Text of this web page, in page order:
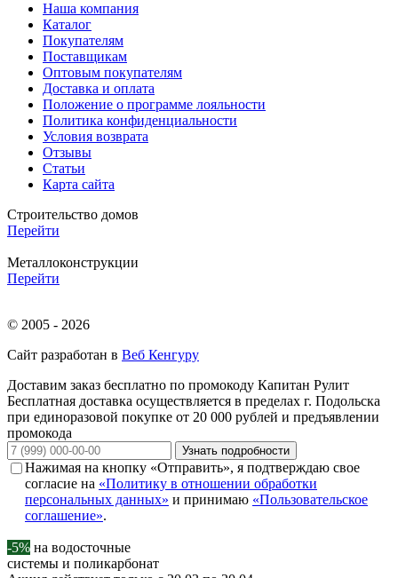
Наша компания
Каталог
Покупателям
Поставщикам
Оптовым покупателям
Доставка и оплата
Положение о программе лояльности
Политика конфиденциальности
Условия возврата
Отзывы
Статьи
Карта сайта
Строительство домов
Перейти
Металлоконструкции
Перейти
© 2005 - 2026
Сайт разработан в Веб Кенгуру
Доставим заказ бесплатно по промокоду Капитан Рулит
Бесплатная доставка осуществляется в пределах г. Подольска
при единоразовой покупке от 20 000 рублей и предъявлении
промокода
Узнать подробности
Нажимая на кнопку «Отправить», я подтверждаю свое
согласие на «Политику в отношении обработки
персональных данных» и принимаю «Пользовательское
соглашение».
-5% на водосточные
системы и поликарбонат